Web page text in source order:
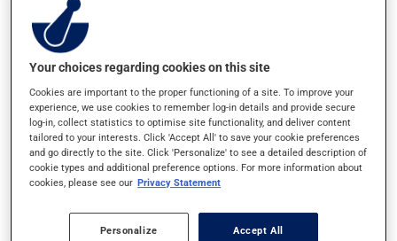
continue pour maintenir ses effets bénéfiques.
Effets indésirables
En plus de ses effets recherchés, ce produit peut à
l'occasion entraîner certains effets indésirables (effets
secondaires), notamment :
il peut causer des nausées ou, rarement, des
vomissements;
l'enflure (oedème);
Your choices regarding cookies on this site
Cookies are important to the proper functioning of a site. To improve your
experience, we use cookies to remember log-in details and provide secure
log-in, collect statistics to optimise site functionality, and deliver content
tailored to your interests. Click 'Accept All' to save your cookie preferences
and go directly to the site. Click 'Personalize' to see a detailed description of
cookie types and additional preference options. For more information about
cookies, please see our Privacy Statement
Personalize Accept All